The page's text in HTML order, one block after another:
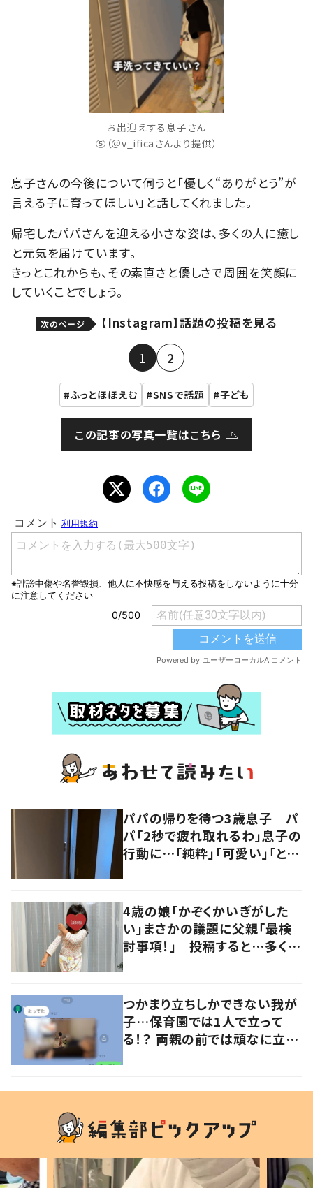
お出迎えする息子さん
⑤（＠v_ificaさんより提供）
息子さんの今後について伺うと「優しく“ありがとう”が
言える子に育ってほしい」と話してくれました。
帰宅したパパさんを迎える小さな姿は、多くの人に癒し
と元気を届けています。
きっとこれからも、その素直さと優しさで周囲を笑顔に
していくことでしょう。
次のページ 【Instagram】話題の投稿を見る
1 2
ふっとほほえむ SNSで話題 子ども
この記事の写真一覧はこちら
パパの帰りを待つ3歳息子 パ
パ「2秒で疲れ取れるわ」息子の
行動に…「純粋」「可愛い」「とて
4歳の娘「かぞくかいぎがした
い」まさかの議題に父親「最検
討事項！」 投稿すると…多くの
つかまり立ちしかできない我が
子…保育園では1人で立って
る！？ 両親の前では頑なに立た